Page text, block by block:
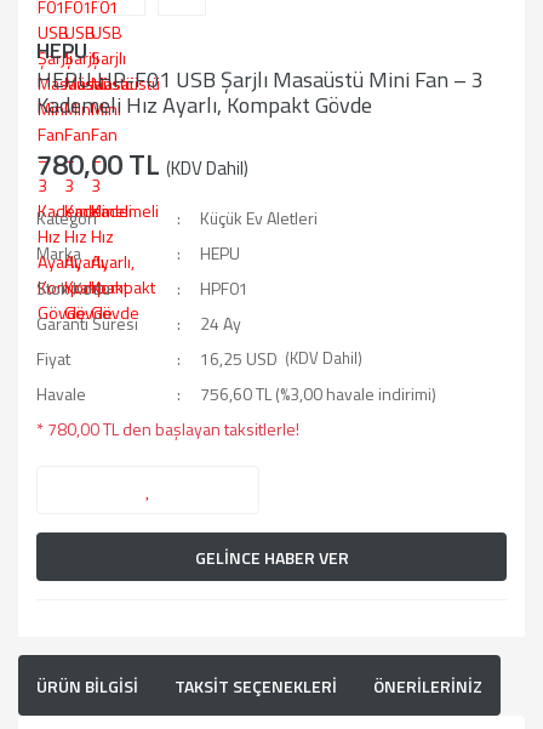
HEPU
HEPU HP-F01 USB Şarjlı Masaüstü Mini Fan – 3
Kademeli Hız Ayarlı, Kompakt Gövde
780,00 TL (KDV Dahil)
Kategori
Küçük Ev Aletleri
Marka
HEPU
Stok Kodu
HPF01
Garanti Süresi
24 Ay
Fiyat
16,25 USD (KDV Dahil)
Havale
756,60 TL (%3,00 havale indirimi)
* 780,00 TL den başlayan taksitlerle!
GELİNCE HABER VER
ÜRÜN BİLGİSİ TAKSİT SEÇENEKLERİ ÖNERİLERİNİZ